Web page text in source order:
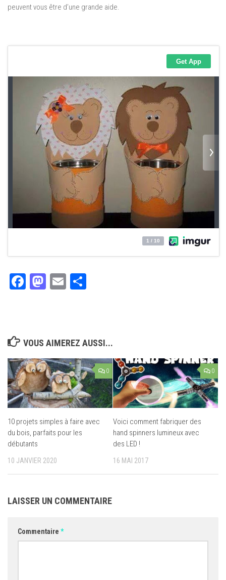
peuvent vous être d’une grande aide.
Facebook
Mastodon
Email
VOUS AIMEREZ AUSSI...
0
10 projets simples à faire avec
du bois, parfaits pour les
débutants
10 JANVIER 2020
0
Voici comment fabriquer des
hand spinners lumineux avec
des LED !
16 MAI 2017
LAISSER UN COMMENTAIRE
Commentaire *